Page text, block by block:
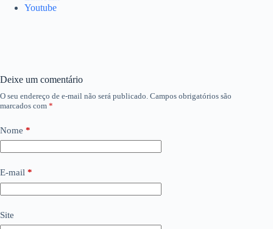
Youtube
Deixe um comentário
O seu endereço de e-mail não será publicado. Campos obrigatórios são
marcados com *
Nome *
E-mail *
Site